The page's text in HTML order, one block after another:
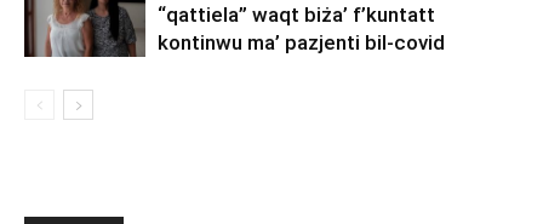
“qattiela” waqt biża’ f’kuntatt
kontinwu ma’ pazjenti bil-covid